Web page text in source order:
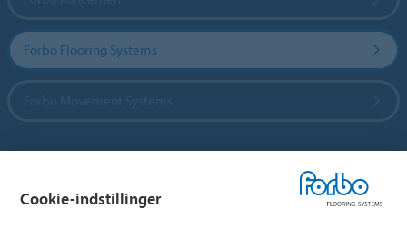
Forbo Flooring Systems
Cookie-indstillinger